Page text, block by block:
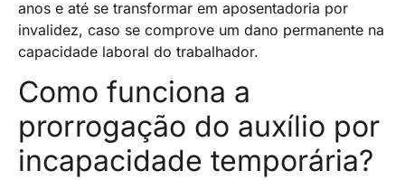
anos e até se transformar em aposentadoria por
invalidez, caso se comprove um dano permanente na
capacidade laboral do trabalhador.
Como funciona a
prorrogação do auxílio por
incapacidade temporária?